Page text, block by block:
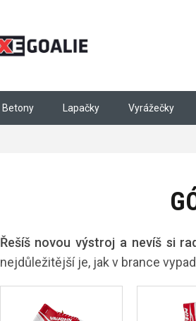
Betony Lapačky Vyrážečky
Řešíš novou výstroj a nevíš si
nejdůležitější je, jak v brance